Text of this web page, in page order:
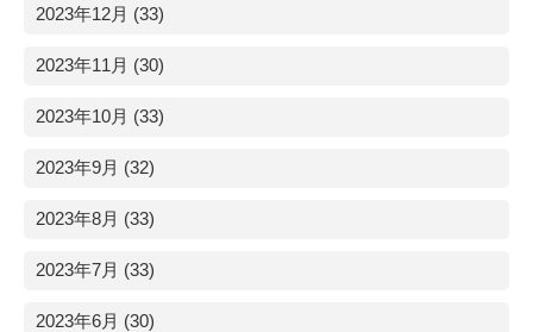
2023年12月 (33)
2023年11月 (30)
2023年10月 (33)
2023年9月 (32)
2023年8月 (33)
2023年7月 (33)
2023年6月 (30)